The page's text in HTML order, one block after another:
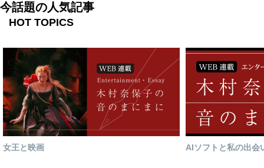
今話題の人気記事
HOT TOPICS
女王と映画 AIソフトと私の出会